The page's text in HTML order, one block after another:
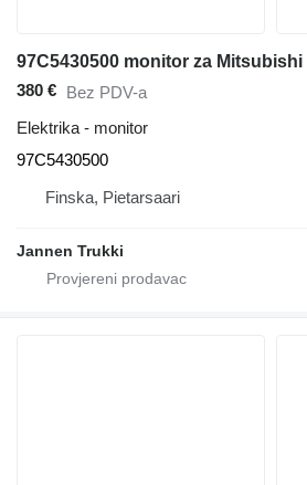
97C5430500 monitor za
380 € Bez PDV-a
Elektrika - monitor
97C5430500
Finska, Pietarsaari
Jannen Trukki